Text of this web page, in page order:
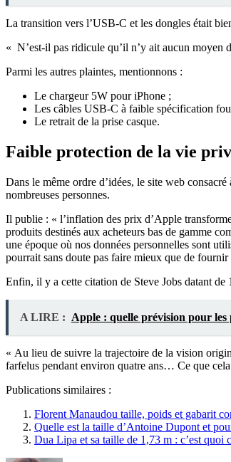
La transition vers l’USB-C et les dongles était
« N’est-il pas ridicule qu’il n’y ait aucun moyen
Parmi les autres plaintes, mentionnons :
Le chargeur 5W pour iPhone ;
Les câbles USB-C à faible spécification
Le retrait de la prise casque.
Faible protection de la vie
Dans le même ordre d’idées, le site web
nombreuses personnes.
Il publie : « l’inflation des prix d’Apple
produits destinés aux acheteurs bas de gamme
une époque où nos données personnelles sont
pourrait sans doute pas faire mieux que de
Enfin, il y a cette citation de Steve Jobs datant de
A LIRE : Apple : quelle prévision pour les
« Au lieu de suivre la trajectoire de la vision
farfelus pendant environ quatre ans… Ce que
Publications similaires :
Florent Manaudou taille, poids et gabarit
Quelle est la taille d’Antoine Dupont et
Dua Lipa et sa taille de 1,73 m : c’est quoi